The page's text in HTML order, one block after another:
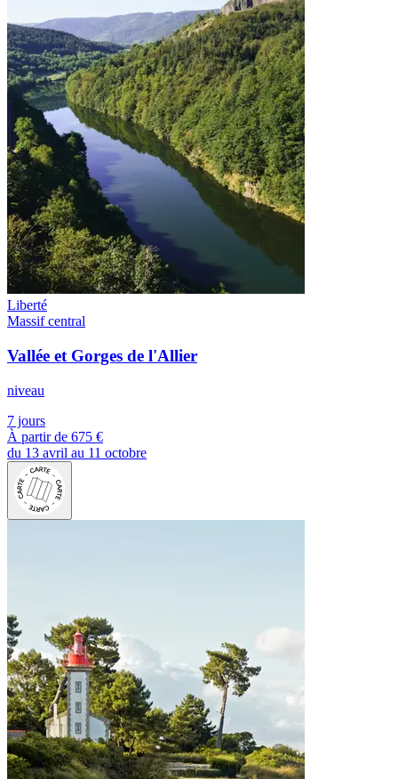
Liberté
Massif central
Vallée et Gorges de l'Allier
niveau
7 jours
À partir de 675 €
du 13 avril au 11 octobre